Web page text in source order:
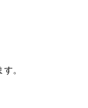
。